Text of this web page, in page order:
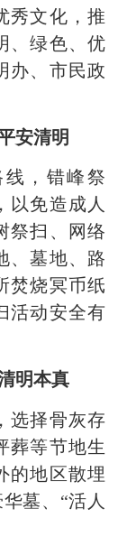
秀文化，推
、绿色、优
办、市民政
安清明
，错峰祭
以免造成人
祭扫、网络
、墓地、路
焚烧冥币纸
活动安全有
明本真
择骨灰存
葬等节地生
的地区散埋
墓、“活人